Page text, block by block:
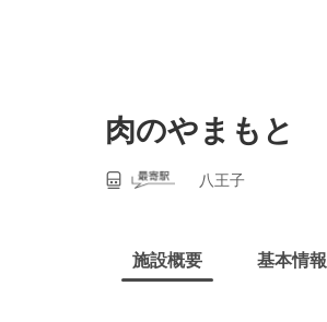
肉のやまもと
八王子
施設概要 基本情報